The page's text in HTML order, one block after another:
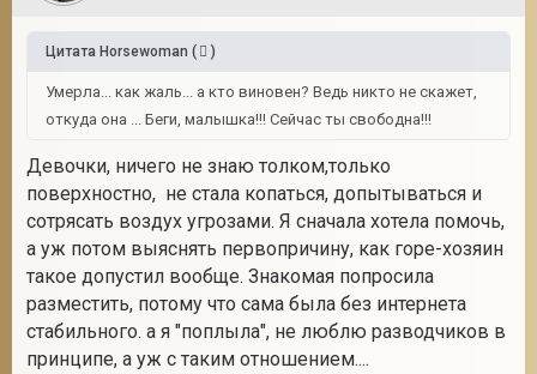
Цитата Horsewoman ( )
Умерла... как жаль... а кто виновен? Ведь никто не скажет,
откуда она ... Беги, малышка!!! Сейчас ты свободна!!!
Девочки, ничего не знаю толком,только
поверхностно, не стала копаться, допытываться и
сотрясать воздух угрозами. Я сначала хотела помочь,
а уж потом выяснять первопричину, как горе-хозяин
такое допустил вообще. Знакомая попросила
разместить, потому что сама была без интернета
стабильного. а я "поплыла", не люблю разводчиков в
принципе, а уж с таким отношением....